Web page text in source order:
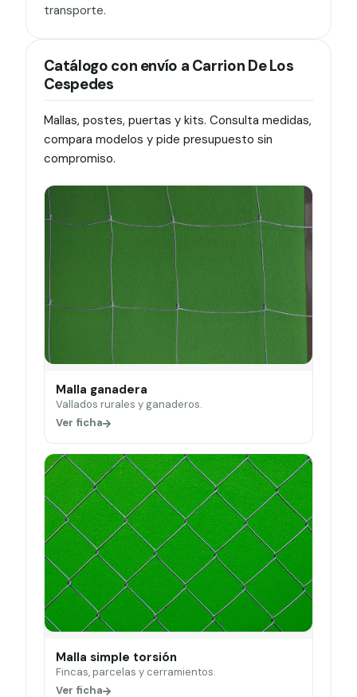
transporte.
Catálogo con envío a Carrion De Los
Cespedes
Mallas, postes, puertas y kits. Consulta medidas,
compara modelos y pide presupuesto sin
compromiso.
Malla ganadera
Vallados rurales y ganaderos.
Ver ficha
Malla simple torsión
Fincas, parcelas y cerramientos.
Ver ficha